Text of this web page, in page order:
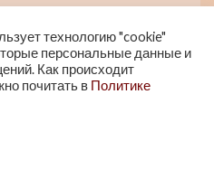
в прошлое и написать
старинной перьевой
чернильницу.
технологию "cookie"
персональные данные и
Как происходит
почитать в Политике